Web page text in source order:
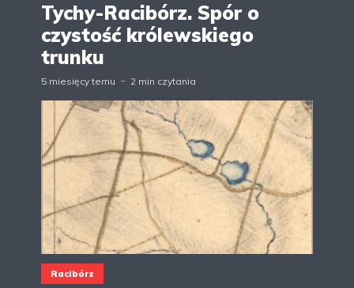
Tychy-Racibórz. Spór o
czystość królewskiego
trunku
5 miesięcy temu 2 min czytania
Racibórz